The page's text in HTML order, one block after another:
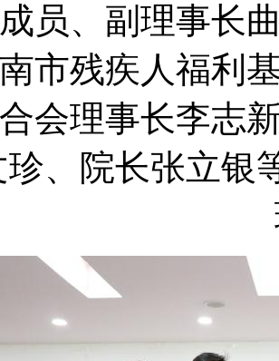
员、副理事长
市残疾人福利
会理事长李志
、院长张立银